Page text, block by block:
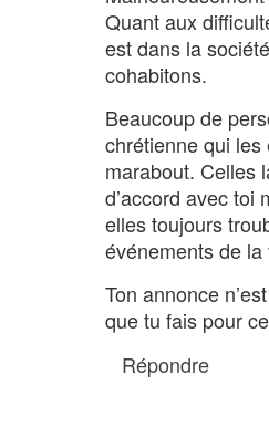
Quant aux
est dans la
cohabitons.
Beaucoup de
chrétienne qui
marabout. Celles
d’accord avec
elles toujours
événements de la
Ton annonce
que tu fais pour
Répondre